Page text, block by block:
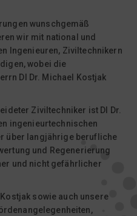
wunschgemäß
wir mit national und
Ingenieuren, Ziviltechnikern
wobei die
DI Dr. Michael Kostjak
Ziviltechniker ist DI Dr.
ingenieurtechnischen
über langjährige berufliche
und Regenerierung
und nicht gefährlicher
sowie auch unsere